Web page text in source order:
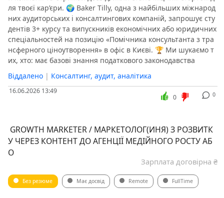
ля твоєї кар’єри. 🌍 Baker Tilly, одна з найбільших міжнарод
них аудиторських і консалтингових компаній, запрошує сту
дентів 3+ курсу та випускників економічних або юридичних
спеціальностей на позицію «Помічника консультанта з тра
нсферного ціноутворення» в офіс в Києві. 🏆 Ми шукаємо т
их, хто: має базові знання податкового законодавства
Віддалено | Консалтинг, аудит, аналітика
16.06.2026 13:49 0
0
️ GROWTH MARKETER / МАРКЕТОЛОГ(ИНЯ) З РОЗВИТК
У ЧЕРЕЗ КОНТЕНТ ДО АГЕНЦІЇ МЕДІЙНОГО РОСТУ АБ
О
Зарплата договірна ₴
Без резюме Має досвід Remote FullTime